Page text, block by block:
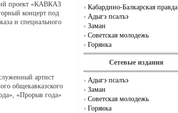
Кабардино-Балкарская правда
Адыгэ псалъэ
Заман
Советская молодежь
Горянка
Сетевые издания
Адыгэ псалъэ
Заман
Советская молодежь
Горянка
проект «КАВКАЗ
концерт под
и специального
артист
общекавказского
«Прорыв года»